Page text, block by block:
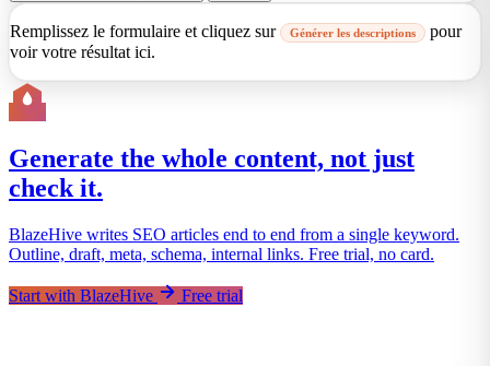
Remplissez le formulaire et cliquez sur Générer les descriptions
pour
voir votre résultat ici.
Generate the whole content, not just
check it.
BlazeHive writes SEO articles end to end from a single keyword.
Outline, draft, meta, schema, internal links. Free trial, no card.
Start with BlazeHive Free trial